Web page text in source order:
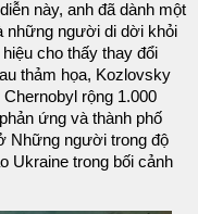
này, anh đã dành một
những người di dời khỏi
cho thấy thay đổi
thảm họa, Kozlovsky
rộng 1.000
ứng và thành phố
Những người trong độ
Ukraine trong bối cảnh